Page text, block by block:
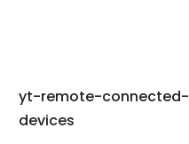
yt-remote-connected-
devices